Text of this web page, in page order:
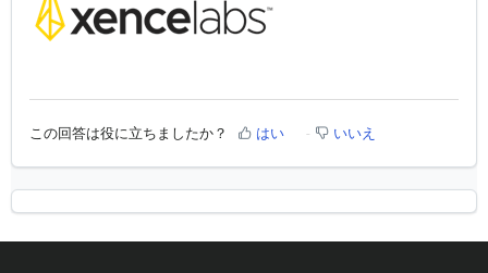
この回答は役に立ちましたか？ はい いいえ